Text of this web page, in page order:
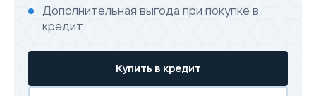
Дополнительная выгода при покупке в
кредит
Купить в кредит